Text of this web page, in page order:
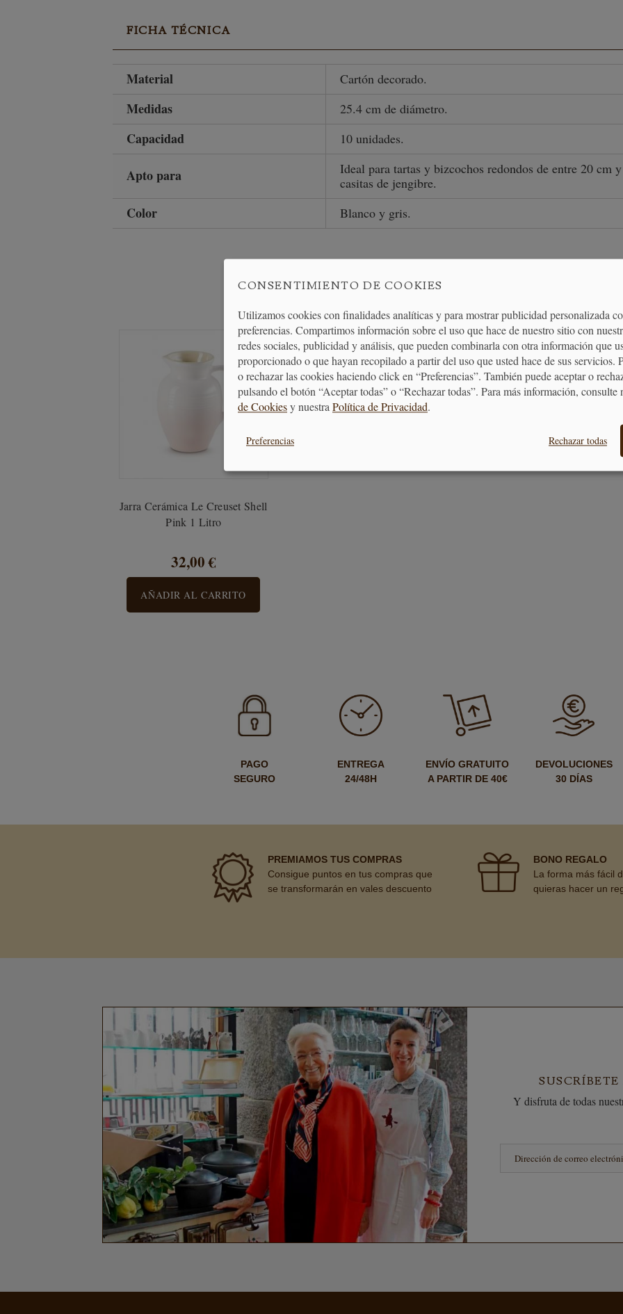
FICHA TÉCNICA
Material Cartón decorado.
Medidas 25.4 cm de diámetro.
Capacidad 10 unidades.
Apto para
Ideal para tartas y bizcochos redondos de entre 20 cm
casitas de jengibre.
Color Blanco y gris.
PRODUCTOS RELACIONADOS
Jarra Cerámica Le Creuset Shell
Pink 1 Litro
32,00 €
AÑADIR AL CARRITO
PAGO
SEGURO
ENTREGA
24/48H
ENVÍO GRATUITO
A PARTIR DE 40€
DEVOLUCIONES
30 DÍAS
PREMIAMOS TUS COMPRAS
Consigue puntos en tus compras que
se transformarán en vales descuento
BONO REGALO
La forma más fácil
quieras hacer un
Y disfruta de todas
CONSENTIMIENTO DE COOKIES
Utilizamos cookies con finalidades analíticas y para mostrar publicidad personalizada
preferencias. Compartimos información sobre el uso que hace de nuestro sitio con
redes sociales, publicidad y análisis, que pueden combinarla con otra información que
proporcionado o que hayan recopilado a partir del uso que usted hace de sus servicios.
o rechazar las cookies haciendo click en “Preferencias”. También puede aceptar o
pulsando el botón “Aceptar todas” o “Rechazar todas”. Para más información, consulte
de Cookiesy nuestra Política de Privacidad.
Preferencias Rechazar todas